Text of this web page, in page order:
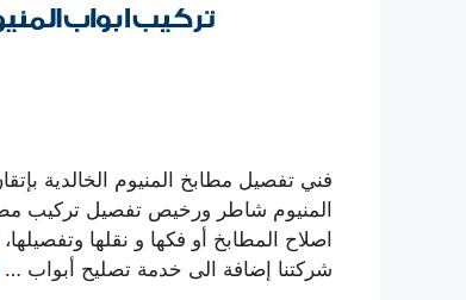
فني تفصيل مطابخ المنيوم الخالدية
المنيوم شاطر ورخيص تفصيل تركيب
اصلاح المطابخ أو فكها و نقلها
شركتنا إضافة الى خدمة تصليح أبواب …